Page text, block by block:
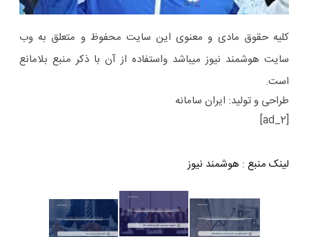
کلیه حقوق مادی و معنوی این سایت محفوظ و متعلق به وب
سایت هوشمند نیوز میباشد واستفاده از آن با ذکر منبع بلامانع
است.
طراحی و تولید: ایران سامانه
[ad_2]
لینک منبع : هوشمند نیوز